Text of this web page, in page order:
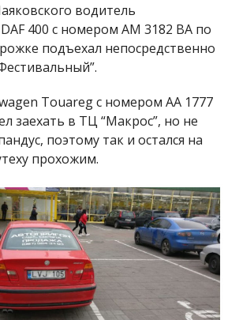
водитель
DAF 400 с номером АМ 3182 ВА по
подъехал непосредственно
Touareg с номером АА 1777
заехать в ТЦ “Макрос”, но не
поэтому так и остался на
прохожим.